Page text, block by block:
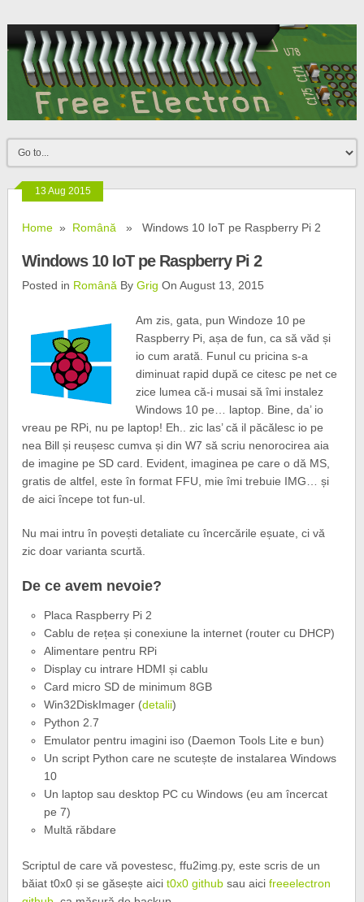
13 Aug 2015
Home » Română » Windows 10 IoT pe Raspberry Pi 2
Windows 10 IoT pe Raspberry Pi 2
Posted in Română ByGrig On August 13, 2015
Am zis, gata, pun Windoze 10 pe
Raspberry Pi, așa de fun, ca să văd și
io cum arată. Funul cu pricina s-a
diminuat rapid după ce citesc pe net ce
zice lumea că-i musai să îmi instalez
Windows 10 pe… laptop. Bine, da’ io
vreau pe RPi, nu pe laptop! Eh.. zic las’ că il păcălesc io pe
nea Bill și reușesc cumva și din W7 să scriu nenorocirea aia
de imagine pe SD card. Evident, imaginea pe care o dă MS,
gratis de altfel, este în format FFU, mie îmi trebuie IMG… și
de aici începe tot fun-ul.
Nu mai intru în povești detaliate cu încercările eșuate, ci vă
zic doar varianta scurtă.
De ce avem nevoie?
Placa Raspberry Pi 2
Cablu de rețea și conexiune la internet (router cu DHCP)
Alimentare pentru RPi
Display cu intrare HDMI și cablu
Card micro SD de minimum 8GB
Win32DiskImager (detalii)
Python 2.7
Emulator pentru imagini iso (Daemon Tools Lite e bun)
Un script Python care ne scutește de instalarea Windows
10
Un laptop sau desktop PC cu Windows (eu am încercat
pe 7)
Multă răbdare
Scriptul de care vă povestesc, ffu2img.py, este scris de un
băiat t0x0 și se găsește aicit0x0 githubsau aicifreeelectron